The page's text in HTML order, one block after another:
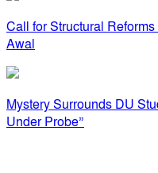
Call for Structural
Awal
Mystery Surrounds DU
Under Probe”